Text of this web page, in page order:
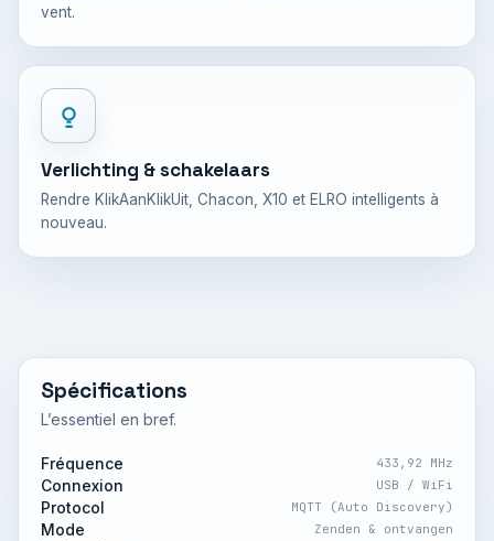
vent.
Verlichting & schakelaars
Rendre KlikAanKlikUit, Chacon, X10 et ELRO intelligents à
nouveau.
Spécifications
L’essentiel en bref.
Fréquence 433,92 MHz
Connexion USB / WiFi
Protocol MQTT (Auto Discovery)
Mode Zenden & ontvangen